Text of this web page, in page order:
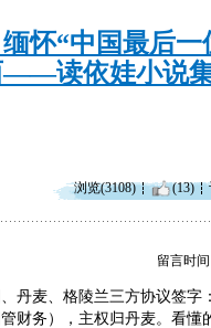
怀“中国最后一
——读依娃小说
浏览(3108) (13)
留言时间
丹麦、格陵兰三方协议签字
财务），主权归丹麦。看懂